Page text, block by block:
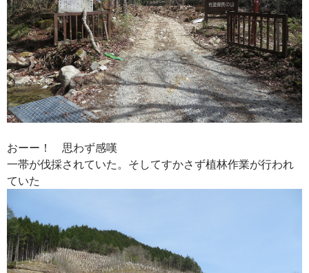
おーー！ 思わず感嘆
一帯が伐採されていた。そしてすかさず植林作業が行われ
ていた